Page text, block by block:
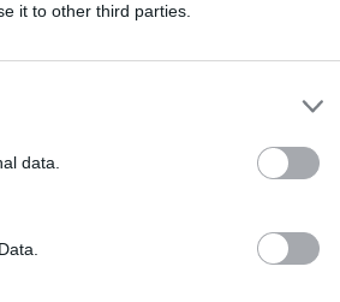
it to other third parties.
data.